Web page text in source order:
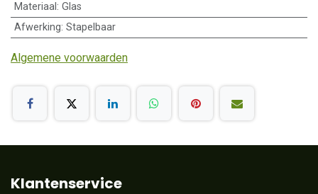
Materiaal : Glas
Afwerking: Stapelbaar
Algemene voorwaarden
Klantenservice